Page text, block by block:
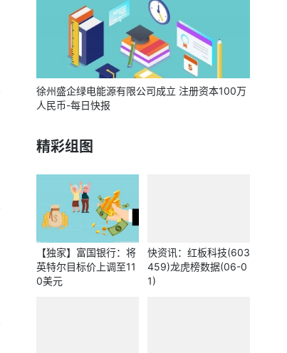
徐州盛企绿电能源有限公司成立 注册资本100万
人民币-每日快报
精彩组图
【独家】富国银行：将
英特尔目标价上调至11
0美元
快资讯：红板科技(603
459)龙虎榜数据(06-0
1)